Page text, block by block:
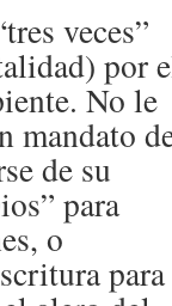
veces”
por
No le
mandato
de su
para
o
para